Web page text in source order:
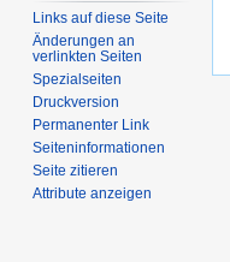
Links auf diese Seite
Änderungen an
verlinkten Seiten
Spezialseiten
Druckversion
Permanenter Link
Seiten­­informationen
Seite zitieren
Attribute anzeigen